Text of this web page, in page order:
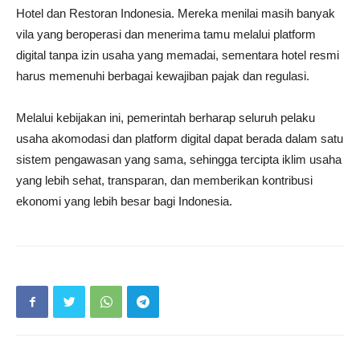
Hotel dan Restoran Indonesia. Mereka menilai masih banyak
vila yang beroperasi dan menerima tamu melalui platform
digital tanpa izin usaha yang memadai, sementara hotel resmi
harus memenuhi berbagai kewajiban pajak dan regulasi.
Melalui kebijakan ini, pemerintah berharap seluruh pelaku
usaha akomodasi dan platform digital dapat berada dalam satu
sistem pengawasan yang sama, sehingga tercipta iklim usaha
yang lebih sehat, transparan, dan memberikan kontribusi
ekonomi yang lebih besar bagi Indonesia.